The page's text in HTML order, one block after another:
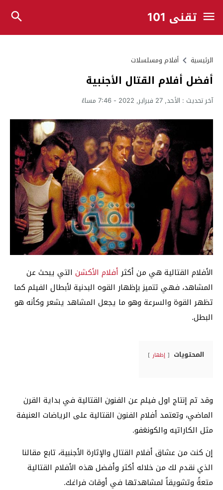
تقني 101
الرئيسية أفلام ومسلسلات
أفضل أفلام القتال الأجنبية
آخر تحديث : الأحد, 27 فبراير, 2022 - 7:46 مساءً
الأفلام القتالية هي من أكثر أفلام الأكشن التي يبحث عن
المشاهد، فهي تتميز بإظهار القوه البدنية لأبطال الفيلم كما
تظهر القوة والسرعة وهو ما يجعل المشاهد يشعر وكأنه هو
البطل.
المحتويات إظهار
وقد تم إنتاج اول فيلم عن الفنون القتالية في بداية القرن
الماضي، وتعتمد أفلام الفنون القتالية على الرياضات العنيفة
مثل الكاراتيه والكونغفو.
إن كنت من عشاق أفلام القتال والإثارة الأجنبية، تابع مقالنا
الذي نقدم لك من خلاله أكثر وأفضل هذه الأفلام القتالية
متعةً وتشويقاً لمشاهدتها في أوقات فراغك.